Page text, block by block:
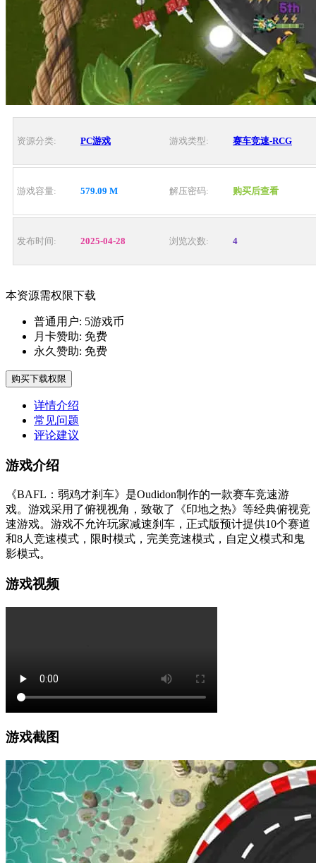
资源分类: PC游戏 游戏类型: 赛车竞速-RCG
游戏容量: 579.09 M 解压密码: 购买后查看
发布时间: 2025-04-28 浏览次数: 4
本资源需权限下载
普通用户: 5游戏币
月卡赞助: 免费
永久赞助: 免费
购买下载权限
详情介绍
常见问题
评论建议
游戏介绍
《BAFL：弱鸡才刹车》是Oudidon制作的一款赛车竞速游
戏。游戏采用了俯视视角，致敬了《印地之热》等经典俯视竞
速游戏。游戏不允许玩家减速刹车，正式版预计提供10个赛道
和8人竞速模式，限时模式，完美竞速模式，自定义模式和鬼
影模式。
游戏视频
游戏截图